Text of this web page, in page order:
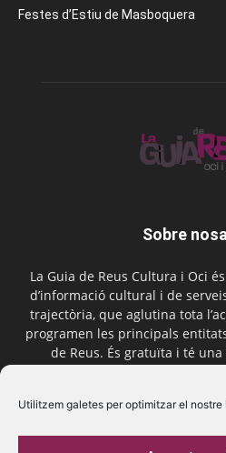
Utilitzem galetes per optimitzar el
Festes d’Estiu de Masboquera
Sobre
La Guia de Reus Cultura i Oci
d’informació cultural i de
trajectòria, que aglutina tota
programen les principals
de Reus. És gratuïta i té